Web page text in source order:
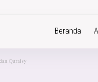
Beranda
Quraisy